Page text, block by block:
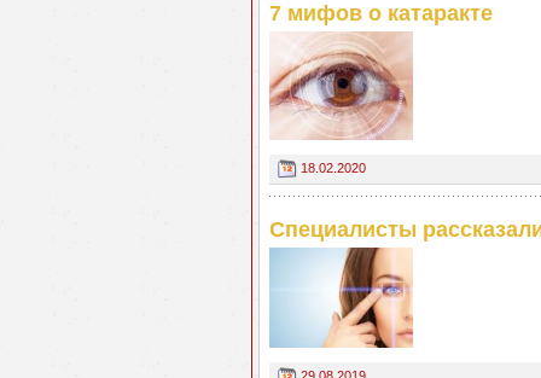
7 мифов о катаракте
18.02.2020
Специалисты